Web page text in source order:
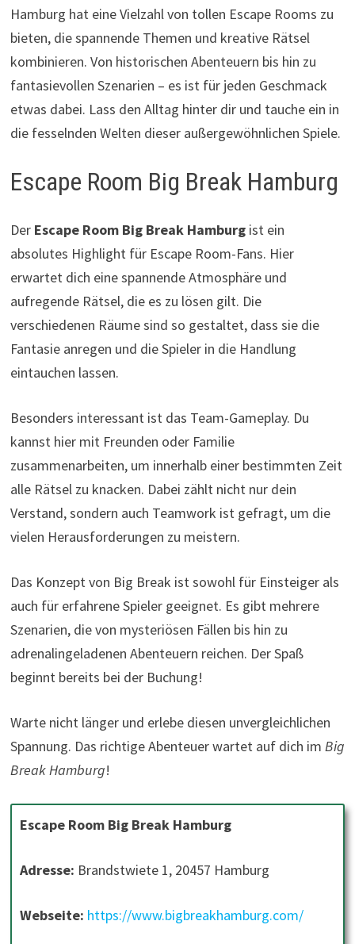
Hamburg hat eine Vielzahl von tollen Escape Rooms zu
bieten, die spannende Themen und kreative Rätsel
kombinieren. Von historischen Abenteuern bis hin zu
fantasievollen Szenarien – es ist für jeden Geschmack
etwas dabei. Lass den Alltag hinter dir und tauche ein in
die fesselnden Welten dieser außergewöhnlichen Spiele.
Escape Room Big Break Hamburg
Der Escape Room Big Break Hamburgist ein
absolutes Highlight für Escape Room-Fans. Hier
erwartet dich eine spannende Atmosphäre und
aufregende Rätsel, die es zu lösen gilt. Die
verschiedenen Räume sind so gestaltet, dass sie die
Fantasie anregen und die Spieler in die Handlung
eintauchen lassen.
Besonders interessant ist das Team-Gameplay. Du
kannst hier mit Freunden oder Familie
zusammenarbeiten, um innerhalb einer bestimmten Zeit
alle Rätsel zu knacken. Dabei zählt nicht nur dein
Verstand, sondern auch Teamwork ist gefragt, um die
vielen Herausforderungen zu meistern.
Das Konzept von Big Break ist sowohl für Einsteiger als
auch für erfahrene Spieler geeignet. Es gibt mehrere
Szenarien, die von mysteriösen Fällen bis hin zu
adrenalingeladenen Abenteuern reichen. Der Spaß
beginnt bereits bei der Buchung!
Warte nicht länger und erlebe diesen unvergleichlichen
Spannung. Das richtige Abenteuer wartet auf dich im Big
Break Hamburg!
Escape Room Big Break Hamburg
Adresse: Brandstwiete 1, 20457 Hamburg
Webseite: https://www.bigbreakhamburg.com/